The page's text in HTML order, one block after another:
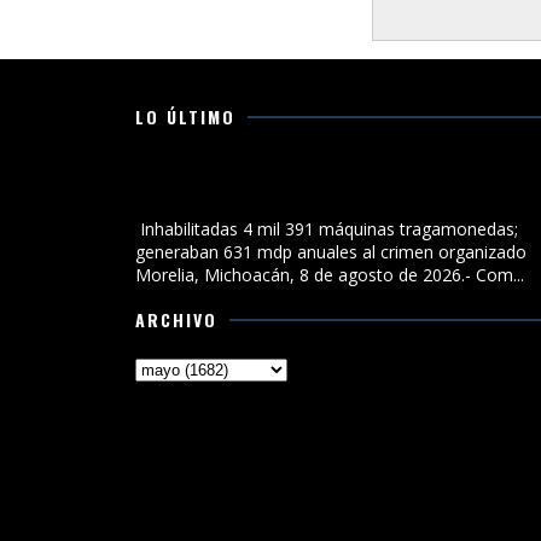
LO ÚLTIMO
Inhabilitadas 4 mil 391 máquinas tragamonedas;
generaban 631 mdp anuales al crimen organizado
Morelia, Michoacán, 8 de agosto de 2026.- Com...
ARCHIVO